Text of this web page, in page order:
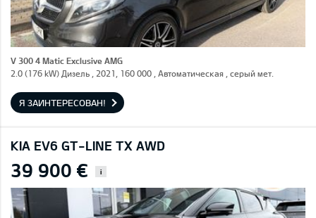
V 300 4 Matic Exclusive AMG
2.0 (176 kW) Дизель , 2021, 160 000 , Автоматическая , серый мет.
Я ЗАИНТЕРЕСОВАН!
KIA EV6 GT-LINE TX AWD
39 900 € i